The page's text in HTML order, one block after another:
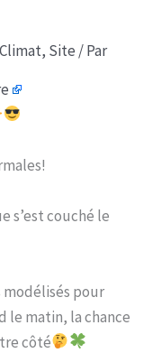
, Site / Par
s’est couché le
pour
le matin, la chance
côté